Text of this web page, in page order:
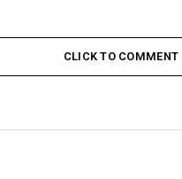
CLICK TO COMMENT